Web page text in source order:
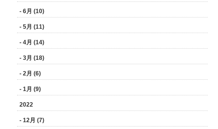
- 6月 (10)
- 5月 (11)
- 4月 (14)
- 3月 (18)
- 2月 (6)
- 1月 (9)
2022
- 12月 (7)